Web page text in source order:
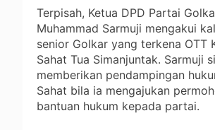
Terpisah, Ketua DPD Partai
Muhammad Sarmuji mengakui
senior Golkar yang terkena OTT
Sahat Tua Simanjuntak. Sarmuji
memberikan pendampingan
Sahat bila ia mengajukan
bantuan hukum kepada partai.